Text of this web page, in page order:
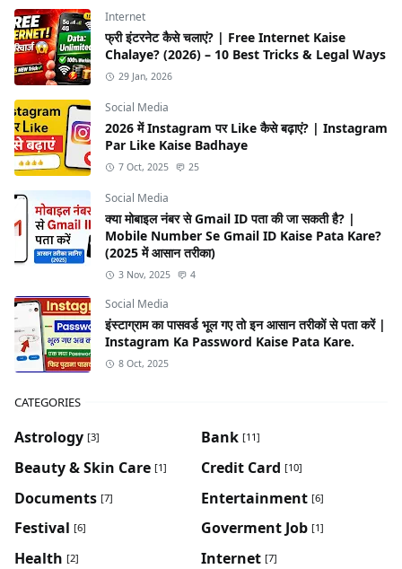
Internet
फ्री इंटरनेट कैसे चलाएं? | Free Internet Kaise
Chalaye? (2026) – 10 Best Tricks & Legal Ways
29 Jan, 2026
Social Media
2026 में Instagram पर Like कैसे बढ़ाएं? | Instagram
Par Like Kaise Badhaye
7 Oct, 2025 25
Social Media
क्या मोबाइल नंबर से Gmail ID पता की जा सकती है? |
Mobile Number Se Gmail ID Kaise Pata Kare?
(2025 में आसान तरीका)
3 Nov, 2025 4
Social Media
इंस्टाग्राम का पासवर्ड भूल गए तो इन आसान तरीकों से पता करें |
Instagram Ka Password Kaise Pata Kare.
8 Oct, 2025
CATEGORIES
Astrology [3] Bank [11]
Beauty & Skin Care [1] Credit Card [10]
Documents [7] Entertainment [6]
Festival [6] Goverment Job [1]
Health [2] Internet [7]